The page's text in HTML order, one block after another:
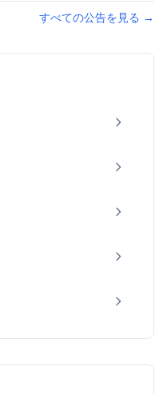
すべての公告を見る →